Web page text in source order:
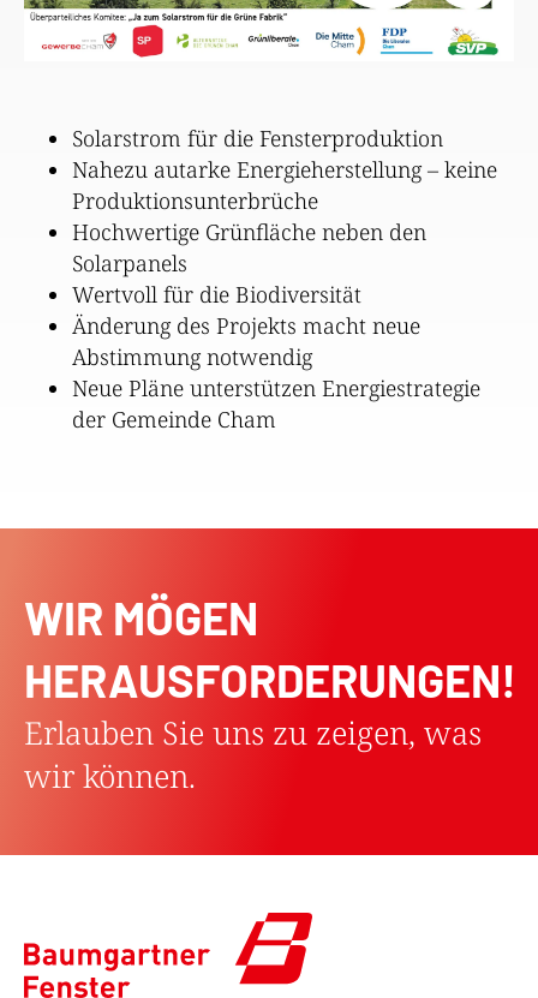
Solarstrom für die Fensterproduktion
Nahezu autarke Energieherstellung – keine
Produktionsunterbrüche
Hochwertige Grünfläche neben den
Solarpanels
Wertvoll für die Biodiversität
Änderung des Projekts macht neue
Abstimmung notwendig
Neue Pläne unterstützen Energiestrategie
der Gemeinde Cham
WIR MÖGEN
HERAUSFORDERUNGEN!
Erlauben Sie uns zu zeigen, was
wir können.